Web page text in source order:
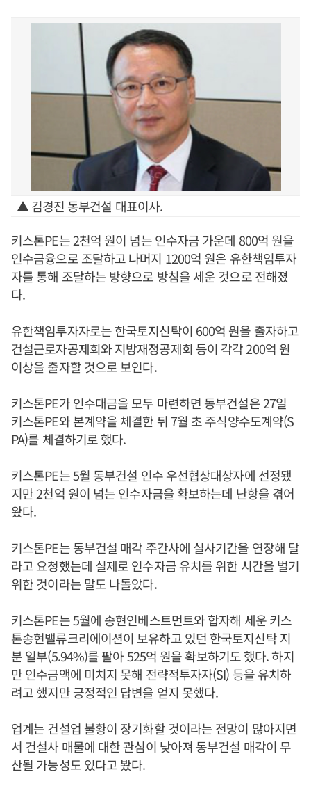
▲ 김경진 동부건설 대표이사.
키스톤PE는 2천억 원이 넘는 인수자금 가운데 800억 원을
인수금융으로 조달하고 나머지 1200억 원은 유한책임투자
자를 통해 조달하는 방향으로 방침을 세운 것으로 전해졌
다.
유한책임투자자로는 한국토지신탁이 600억 원을 출자하고
건설근로자공제회와 지방재정공제회 등이 각각 200억 원
이상을 출자할 것으로 보인다.
키스톤PE가 인수대금을 모두 마련하면 동부건설은 27일
키스톤PE와 본계약을 체결한 뒤 7월 초 주식양수도계약(S
PA)를 체결하기로 했다.
키스톤PE는 5월 동부건설 인수 우선협상대상자에 선정됐
지만 2천억 원이 넘는 인수자금을 확보하는데 난항을 겪어
왔다.
키스톤PE는 동부건설 매각 주간사에 실사기간을 연장해 달
라고 요청했는데 실제로 인수자금 유치를 위한 시간을 벌기
위한 것이라는 말도 나돌았다.
키스톤PE는 5월에 송현인베스트먼트와 합자해 세운 키스
톤송현밸류크리에이션이 보유하고 있던 한국토지신탁 지
분 일부(5.94%)를 팔아 525억 원을 확보하기도 했다. 하지
만 인수금액에 미치지 못해 전략적투자자(SI) 등을 유치하
려고 했지만 긍정적인 답변을 얻지 못했다.
업계는 건설업 불황이 장기화할 것이라는 전망이 많아지면
서 건설사 매물에 대한 관심이 낮아져 동부건설 매각이 무
산될 가능성도 있다고 봤다.